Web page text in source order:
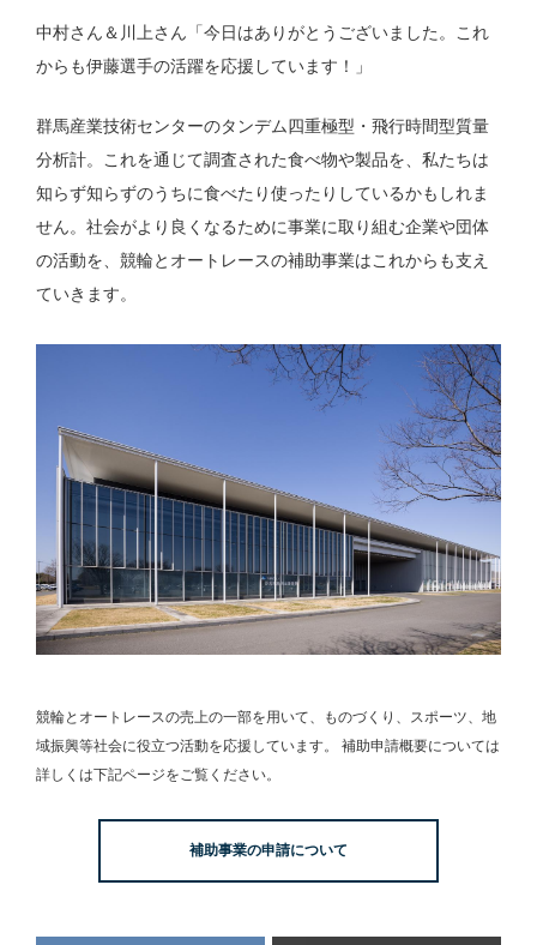
中村さん＆川上さん「今日はありがとうございました。これ
からも伊藤選手の活躍を応援しています！」
群馬産業技術センターのタンデム四重極型・飛行時間型質量
分析計。これを通じて調査された食べ物や製品を、私たちは
知らず知らずのうちに食べたり使ったりしているかもしれま
せん。社会がより良くなるために事業に取り組む企業や団体
の活動を、競輪とオートレースの補助事業はこれからも支え
ていきます。
競輪とオートレースの売上の一部を用いて、
ものづくり、スポーツ、地
域振興等社会に役立つ活動を応援しています。
補助申請概要については
詳しくは下記ページをご覧ください。
補助事業の申請について